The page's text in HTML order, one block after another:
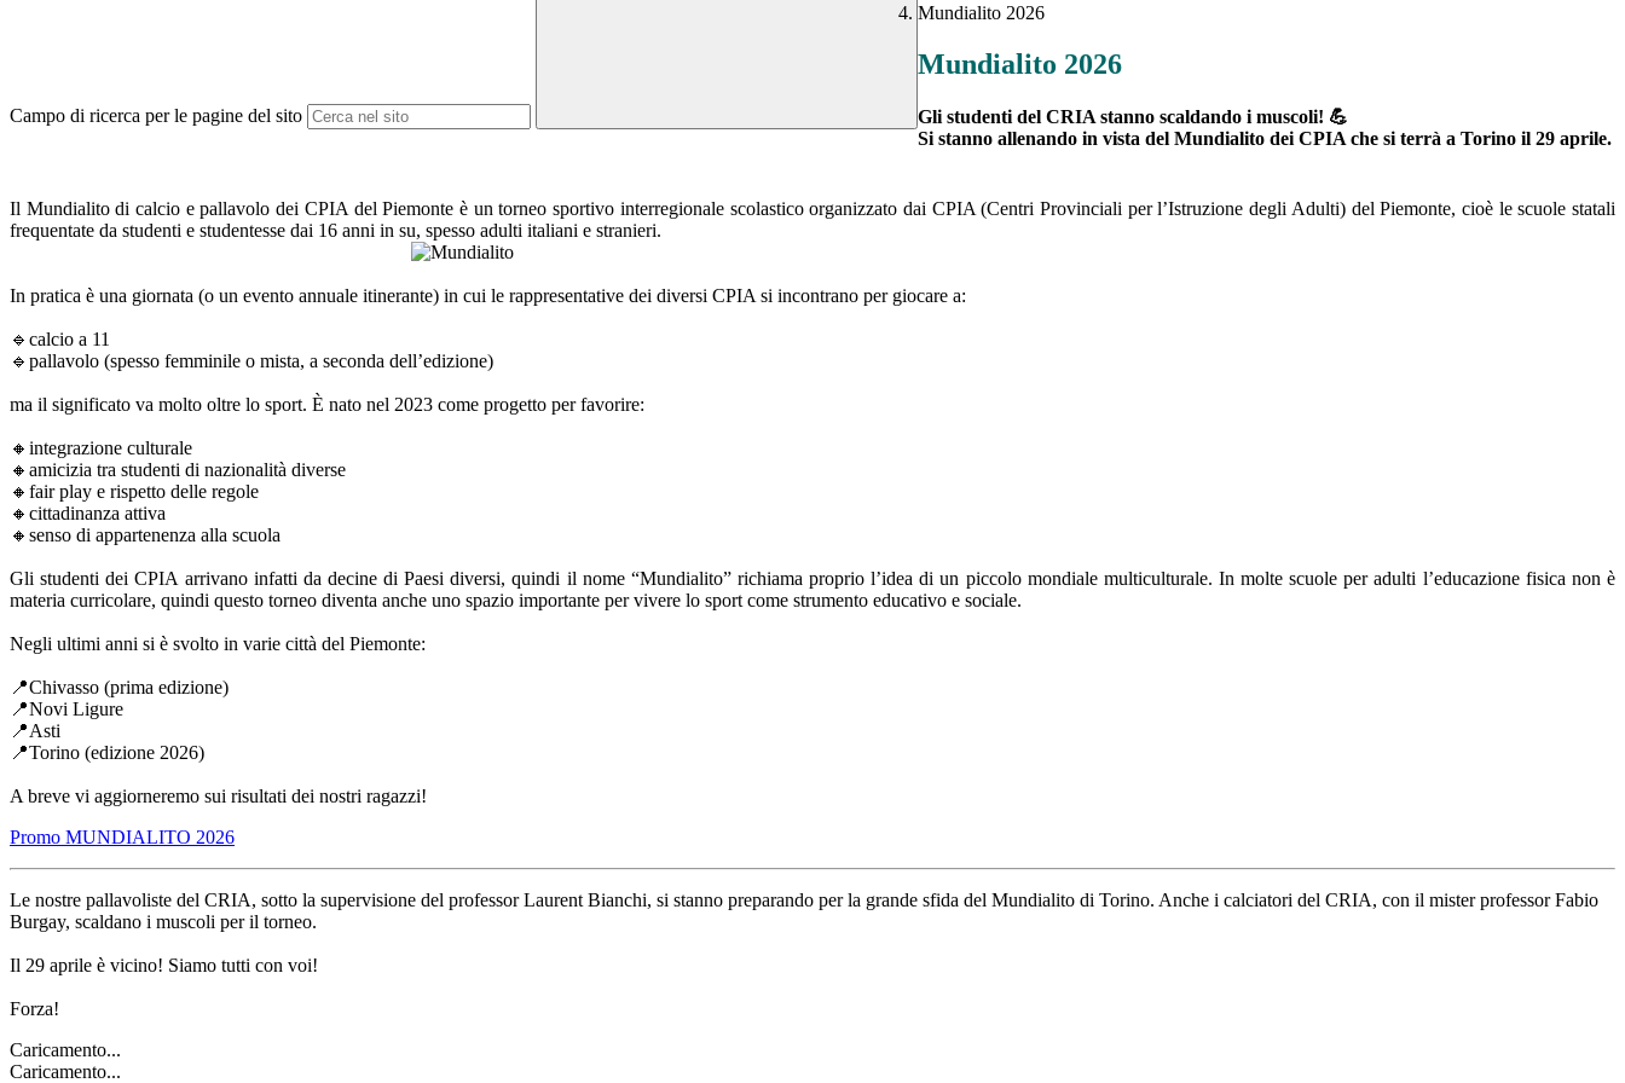
Campo di ricerca per le pagine del sito
Mundialito 2026
Mundialito 2026
Gli studenti del CRIA stanno scaldando i muscoli! 💪
Si stanno allenando in vista del Mundialito dei CPIA che si terrà a Torino il 29 aprile.
Il Mundialito di calcio e pallavolo dei CPIA del Piemonte è un torneo sportivo interregionale scolastico organizzato dai CPIA (Centri Provinciali per l’Istruzione degli Adulti) del Piemonte, cioè le scuole statali
frequentate da studenti e studentesse dai 16 anni in su, spesso adulti italiani e stranieri.
In pratica è una giornata (o un evento annuale itinerante) in cui le rappresentative dei diversi CPIA si incontrano per giocare a:
🔹calcio a 11
🔹pallavolo (spesso femminile o mista, a seconda dell’edizione)
ma il significato va molto oltre lo sport. È nato nel 2023 come progetto per favorire:
🔸integrazione culturale
🔸amicizia tra studenti di nazionalità diverse
🔸fair play e rispetto delle regole
🔸cittadinanza attiva
🔸senso di appartenenza alla scuola
Gli studenti dei CPIA arrivano infatti da decine di Paesi diversi, quindi il nome “Mundialito” richiama proprio l’idea di un piccolo mondiale multiculturale. In molte scuole per adulti l’educazione fisica non è
materia curricolare, quindi questo torneo diventa anche uno spazio importante per vivere lo sport come strumento educativo e sociale.
Negli ultimi anni si è svolto in varie città del Piemonte:
📍Chivasso (prima edizione)
📍Novi Ligure
📍Asti
📍Torino (edizione 2026)
A breve vi aggiorneremo sui risultati dei nostri ragazzi!
Promo MUNDIALITO 2026
Le nostre pallavoliste del CRIA, sotto la supervisione del professor Laurent Bianchi, si stanno preparando per la grande sfida del Mundialito di Torino. Anche i calciatori del CRIA, con il mister professor Fabio
Burgay, scaldano i muscoli per il torneo.
Il 29 aprile è vicino! Siamo tutti con voi!
Forza!
Caricamento...
Caricamento...